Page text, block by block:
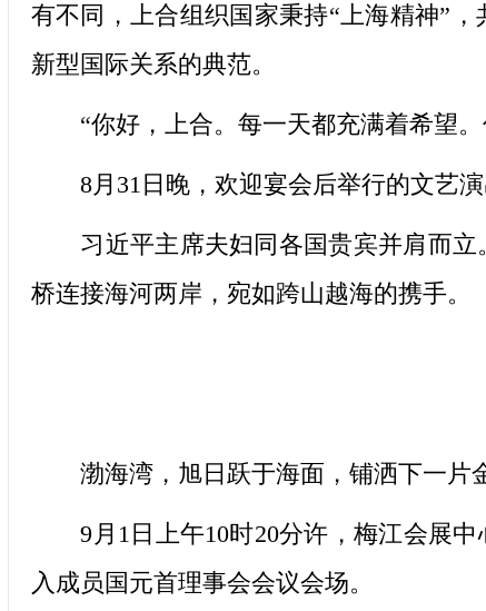
有不同，上合组织国家秉持“上海精神”
新型国际关系的典范。
“你好，上合。每一天都充满着希望
8月31日晚，欢迎宴会后举行的文艺演
习近平主席夫妇同各国贵宾并肩而立
桥连接海河两岸，宛如跨山越海的携手。
渤海湾，旭日跃于海面，铺洒下一片金
9月1日上午10时20分许，梅江会展中
入成员国元首理事会会议会场。